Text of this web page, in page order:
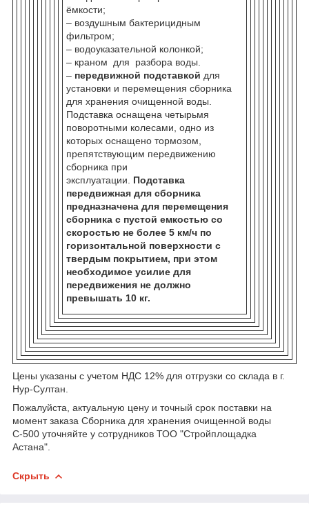
ёмкости;
– воздушным бактерицидным
фильтром;
– водоуказательной колонкой;
– краном для разбора воды.
– передвижной подставкой для
установки и перемещения сборника
для хранения очищенной воды.
Подставка оснащена четырьмя
поворотными колесами, одно из
которых оснащено тормозом,
препятствующим передвижению
сборника при
эксплуатации. Подставка
передвижная для сборника
предназначена для перемещения
сборника с пустой емкостью со
скоростью не более 5 км/ч по
горизонтальной поверхности с
твердым покрытием, при этом
необходимое усилие для
передвижения не должно
превышать 10 кг.
Цены указаны с учетом НДС 12% для отгрузки со склада в г.
Нур-Султан.
Пожалуйста, актуальную цену и точный срок поставки на
момент заказа Сборника для хранения очищенной воды
С-500 уточняйте у сотрудников ТОО "Стройплощадка
Астана".
Скрыть